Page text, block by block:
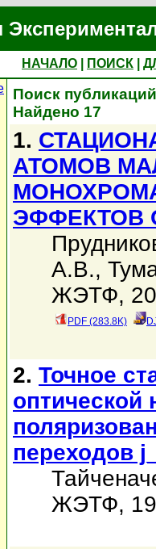
НАЧАЛО ПОИСК
Поиск
Найдено 17
1.
АТОМОВ
ЭФФЕКТОВ
А.В.,
ЖЭТФ,
PDF (283.8K)
2. Точное
оптической
переходов
ЖЭТФ,